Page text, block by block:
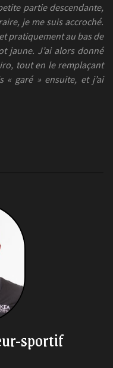
partie descendante,
je me suis accroché.
pratiquement au bas de
jaune. J’ai alors donné
tout en le remplaçant
garé » ensuite, et j’ai
sportif